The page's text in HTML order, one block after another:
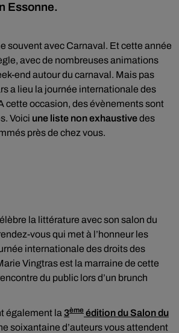
Essonne.
souvent avec Carnaval. Et cette année
avec de nombreuses animations
end autour du carnaval. Mais pas
a lieu la journée internationale des
cette occasion, des évènements sont
Voici une liste non exhaustivedes
près de chez vous.
la littérature avec son salon du
vous qui met à l’honneur les
internationale des droits des
Vingtras est la marraine de cette
du public lors d’un brunch
également la 3ème édition du Salon du
soixantaine d’auteurs vous attendent